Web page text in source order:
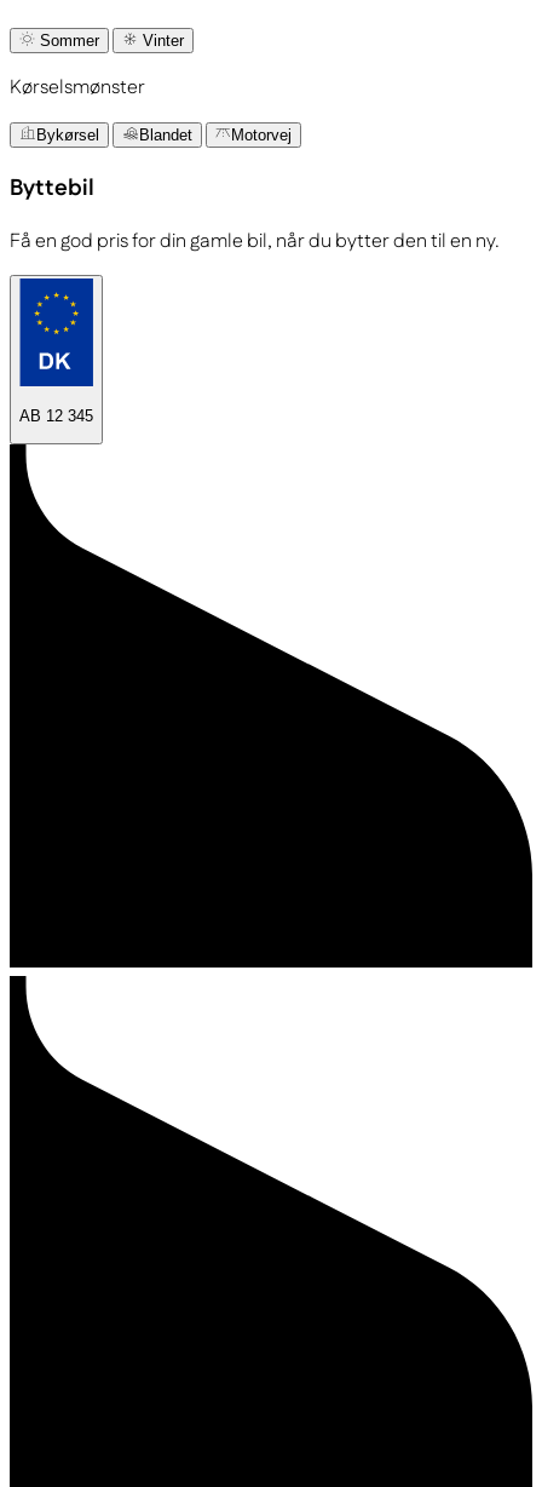
Sommer Vinter
Kørselsmønster
Bykørsel Blandet Motorvej
Byttebil
Få en god pris for din gamle bil, når du bytter den til en ny.
AB 12 345